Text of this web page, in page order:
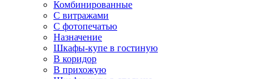
Комбинированные
С витражами
С фотопечатью
Назначение
Шкафы-купе в гостиную
В коридор
В прихожую